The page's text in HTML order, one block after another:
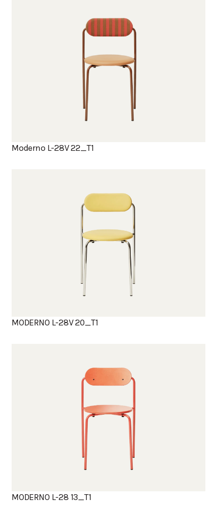
Moderno L-28V 22_T1
MODERNO L-28V 20_T1
MODERNO L-28 13_T1